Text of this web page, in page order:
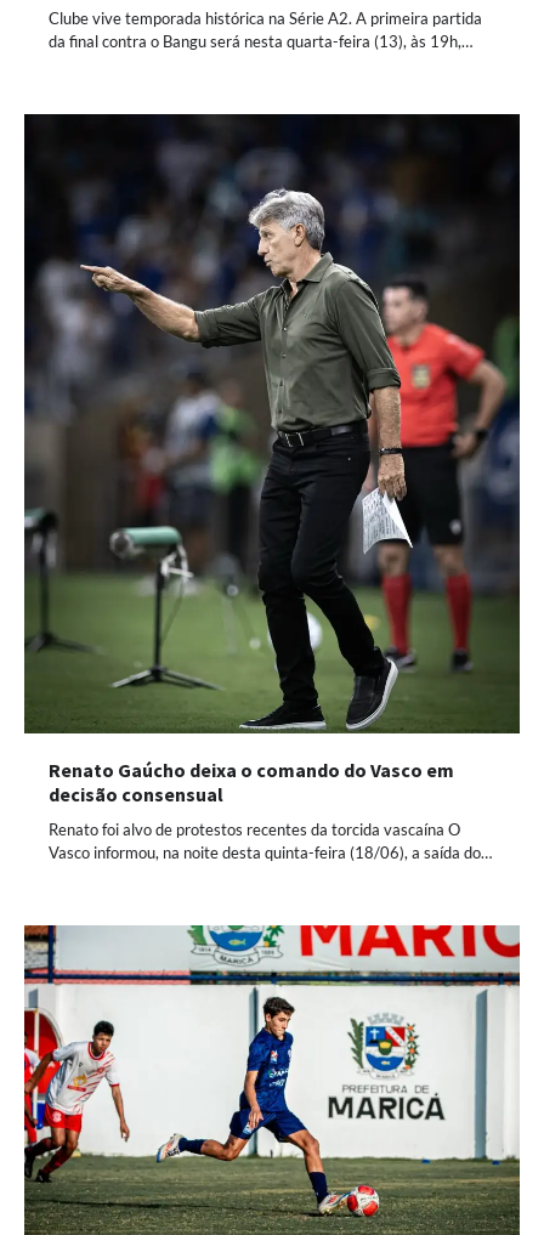
Clube vive temporada histórica na Série A2. A primeira partida
da final contra o Bangu será nesta quarta-feira (13), às 19h,…
Renato Gaúcho deixa o comando do Vasco em
decisão consensual
Renato foi alvo de protestos recentes da torcida vascaína O
Vasco informou, na noite desta quinta-feira (18/06), a saída do…